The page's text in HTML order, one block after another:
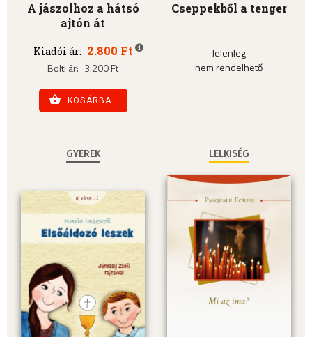
A jászolhoz a hátsó
ajtón át
Kiadói ár: 2.800 Ft
Bolti ár: 3.200 Ft
KOSÁRBA
Cseppekből a tenger
Jelenleg
nem rendelhető
GYEREK LELKISÉG